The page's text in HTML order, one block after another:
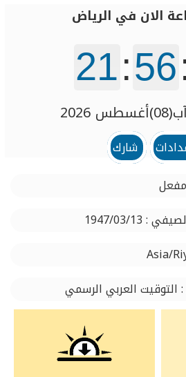
الان في الرياض
21:56
شارك
03/13
التوقيت العربي الرسمي